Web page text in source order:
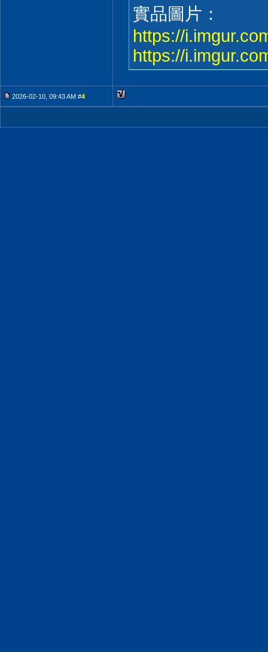
實品圖片：
https://
https://
2026-02-10, 09:43 AM #4